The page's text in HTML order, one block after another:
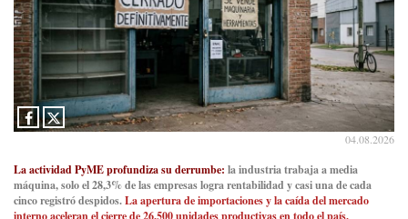
Ver en X
Consenso Patagónico
@consensopatagon
5d
La crisis en el estrecho de Ormuz: así golpea la guerra con
Irán al petróleohttps://t.co/IInL9uYZvh
Ver en X
Consenso Patagónico
04.08.2026
La actividad PyME profundiza su derrumbe: la industria trabaja a media
máquina, solo el 28,3% de las empresas logra rentabilidad y casi una de cada
cinco registró despidos.La apertura de importaciones y la caída del mercado